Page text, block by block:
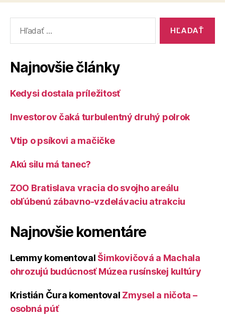
Najnovšie články
Kedysi dostala príležitosť
Investorov čaká turbulentný druhý polrok
Vtip o psíkovi a mačičke
Akú silu má tanec?
ZOO Bratislava vracia do svojho areálu
obľúbenú zábavno-vzdelávaciu atrakciu
Najnovšie komentáre
Lemmy komentoval Šimkovičová a Machala
ohrozujú budúcnosť Múzea rusínskej kultúry
Kristián Čura komentoval Zmysel a ničota –
osobná púť